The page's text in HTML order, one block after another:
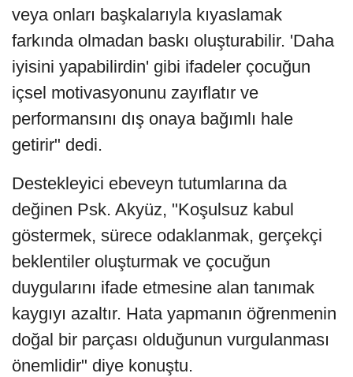
veya onları başkalarıyla kıyaslamak
farkında olmadan baskı oluşturabilir. 'Daha
iyisini yapabilirdin' gibi ifadeler çocuğun
içsel motivasyonunu zayıflatır ve
performansını dış onaya bağımlı hale
getirir" dedi.
Destekleyici ebeveyn tutumlarına da
değinen Psk. Akyüz, "Koşulsuz kabul
göstermek, sürece odaklanmak, gerçekçi
beklentiler oluşturmak ve çocuğun
duygularını ifade etmesine alan tanımak
kaygıyı azaltır. Hata yapmanın öğrenmenin
doğal bir parçası olduğunun vurgulanması
önemlidir" diye konuştu.